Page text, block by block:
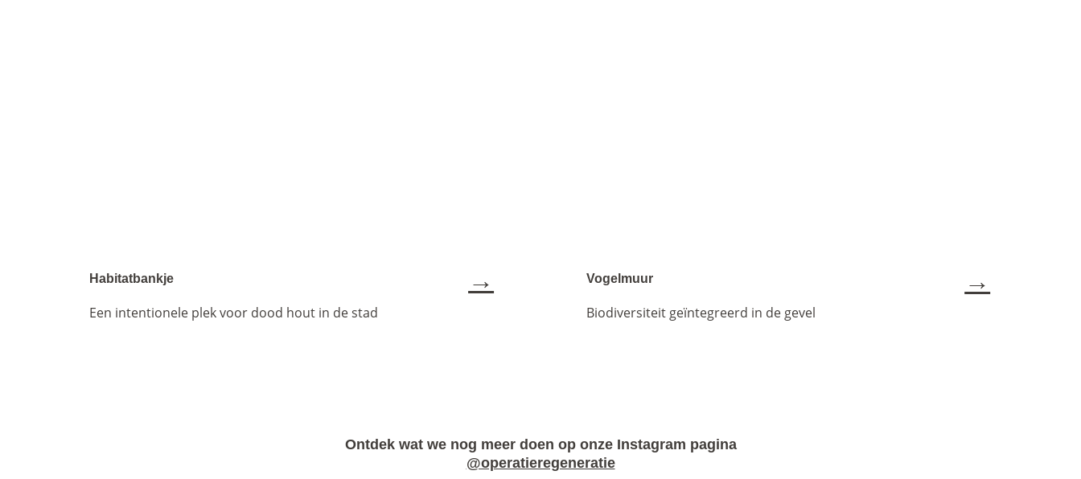
Habitatbankje
Een intentionele plek voor dood hout in de stad
Vogelmuur
Biodiversiteit geïntegreerd in de gevel
→ →
Ontdek wat we nog meer doen op onze Instagram pagina
@operatieregeneratie